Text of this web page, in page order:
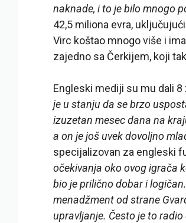
naknade, i to je bilo mnogo
42,5 miliona evra,
Virc koštao mnogo više i
zajedno sa Čerkijem, koji
Engleski mediji su mu dali
je u stanju da se brzo
izuzetan mesec dana na
a on je još uvek dovoljno
specijalizovan za engleski
očekivanja oko ovog igrača
bio je prilično dobar i
menadžment od strane
upravljanje. Često je to